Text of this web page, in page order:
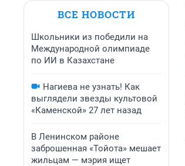
ВСЕ НОВОСТИ
Школьники из победили на
Международной олимпиаде
по ИИ в Казахстане
Нагиева не узнать! Как
выглядели звезды культовой
«Каменской» 27 лет назад
В Ленинском районе
заброшенная «Тойота» мешает
жильцам — мэрия ищет